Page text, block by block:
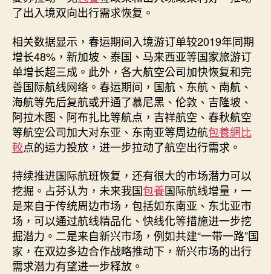
了出入境双向出行需求恢复。
相关数据显示，春运期间入境游订单较2019年同期
增长48%，新加坡、泰国、马来西亚等国家旅游订
单增长超三成。此外，各大航空公司加快恢复和完
善国际航线网络。春运期间，国航、东航、南航、
海航等先后复航或开通了慕尼黑、伦敦、吉隆坡、
阿拉木图、阿布扎比等航点，吉祥航空、春秋航空
等航空公司加大对东亚、东南亚等周边航包養網比
較点的运力投放，进一步拉动了航空出行需求。
持续推进国际航班恢复，还有很大的市场潜力可以
挖掘。占芬认为，未来我国包養国际航线增量，一
是来自于传统周边市场，包括如东南亚、东北亚市
场，可以通过航线精品化、快线化等措施进一步挖
掘潜力。二是来自新兴市场，例如共建“一带一路”国
家，在双边多边合作战略推动下，新兴市场的出行
需求潜力有望进一步释放。